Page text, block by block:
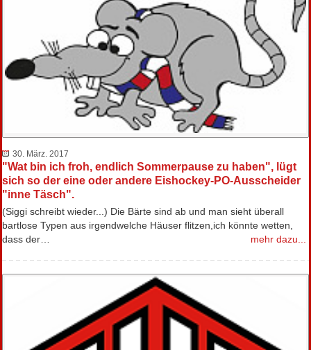
30. März. 2017
"Wat bin ich froh, endlich Sommerpause zu haben", lügt
sich so der eine oder andere Eishockey-PO-Ausscheider
"inne Täsch".
(Siggi schreibt wieder...) Die Bärte sind ab und man sieht überall
bartlose Typen aus irgendwelche Häuser flitzen,ich könnte wetten,
dass der…
mehr dazu...